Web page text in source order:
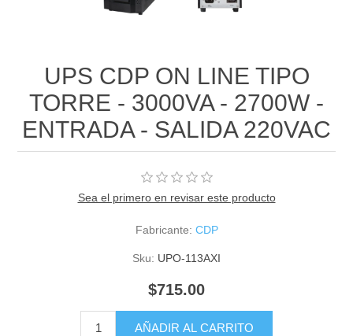
UPS CDP ON LINE TIPO
TORRE - 3000VA - 2700W -
ENTRADA - SALIDA 220VAC
Sea el primero en revisar este producto
Fabricante: CDP
Sku: UPO-113AXI
$715.00
AÑADIR AL CARRITO